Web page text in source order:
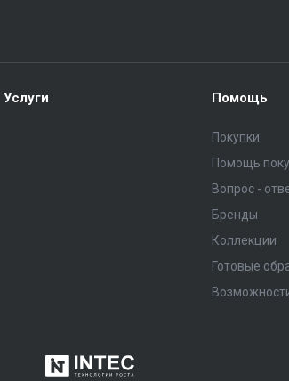
Услуги Помощь
Покупки
Помощь
Вопрос -
Бренды
Коллекции
Готовые